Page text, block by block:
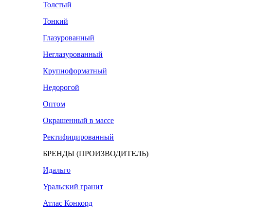
Толстый
Тонкий
Глазурованный
Неглазурованный
Крупноформатный
Недорогой
Оптом
Окрашенный в массе
Ректифицированный
БРЕНДЫ (ПРОИЗВОДИТЕЛЬ)
Идальго
Уральский гранит
Атлас Конкорд